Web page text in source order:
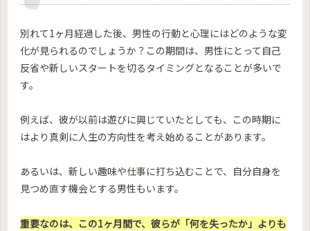
別れて1ヶ月経過した後、男性の行動と心理にはどのような変
化が見られるのでしょうか？この期間は、男性にとって自己
反省や新しいスタートを切るタイミングとなることが多いで
す。
例えば、彼が以前は遊びに興じていたとしても、この時期に
はより真剣に人生の方向性を考え始めることがあります。
あるいは、新しい趣味や仕事に打ち込むことで、自分自身を
見つめ直す機会とする男性もいます。
重要なのは、この1ヶ月間で、彼らが「何を失ったか」よりも